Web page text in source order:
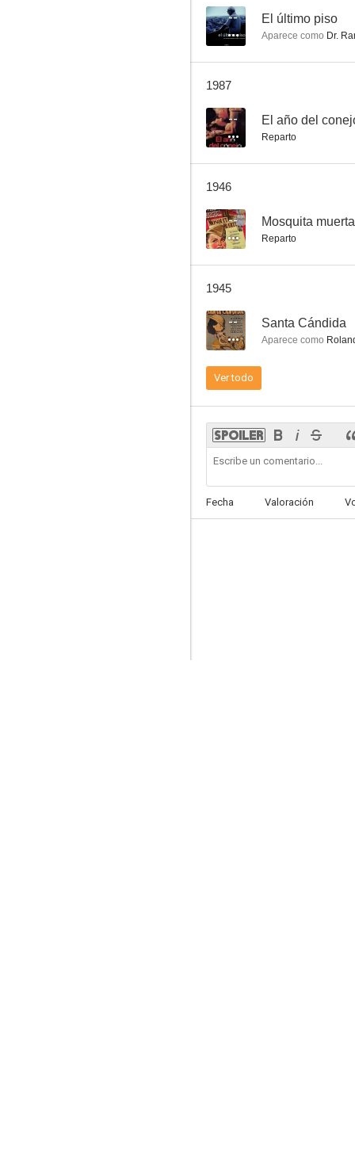
-- El último piso
Aparece como Dr.
1987
-- El año del
Reparto
1946
-- Mosquita muerta
Reparto
1945
-- Santa Cándida
Aparece como
Ver todo
Fecha Valoración